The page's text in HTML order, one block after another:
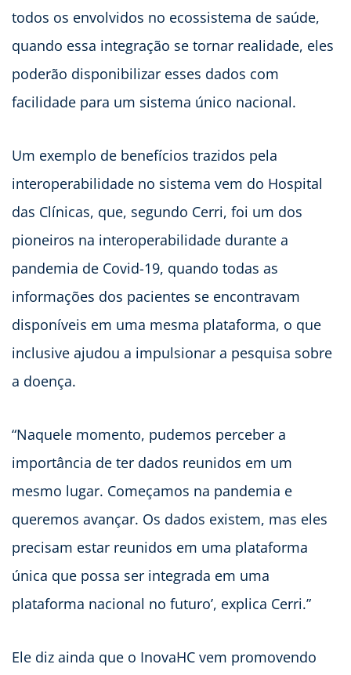
todos os envolvidos no ecossistema de saúde,
quando essa integração se tornar realidade, eles
poderão disponibilizar esses dados com
facilidade para um sistema único nacional.
Um exemplo de benefícios trazidos pela
interoperabilidade no sistema vem do Hospital
das Clínicas, que, segundo Cerri, foi um dos
pioneiros na interoperabilidade durante a
pandemia de Covid-19, quando todas as
informações dos pacientes se encontravam
disponíveis em uma mesma plataforma, o que
inclusive ajudou a impulsionar a pesquisa sobre
a doença.
“Naquele momento, pudemos perceber a
importância de ter dados reunidos em um
mesmo lugar. Começamos na pandemia e
queremos avançar. Os dados existem, mas eles
precisam estar reunidos em uma plataforma
única que possa ser integrada em uma
plataforma nacional no futuro’, explica Cerri.”
Ele diz ainda que o InovaHC vem promovendo